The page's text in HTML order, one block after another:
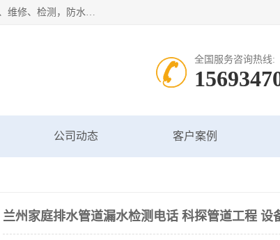
甘肃科探管道工程有限公司成立于2019年，注册地位于甘肃省兰州市。经营范围包括管道安装、清洗、疏通、维修、检测，防水工程，工程钻孔，化粪池清理，暖气安装，给排水管道安装维修，室内外管道如消防、供水、供热管道漏水检测定位，室内外防水堵漏等。
全国服务咨询热线:
公司动态 客户案例
兰州家庭排水管道漏水检测电话 科探管道工程 设